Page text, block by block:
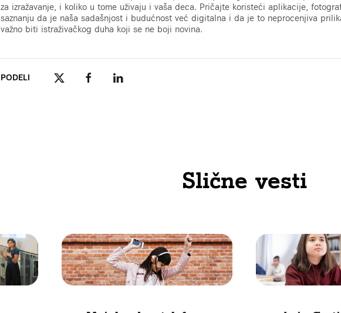
za izražavanje, i koliko u tome uživaju i vaša deca. Pričajte koristeći aplikacije,
saznanju da je naša sadašnjost i budućnost već digitalna i da je to neprocenjiva
važno biti istraživačkog duha koji se ne boji novina.
PODELI
Slične vesti